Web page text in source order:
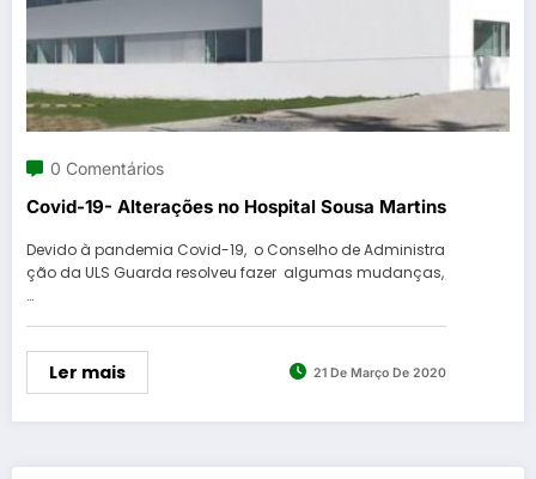
0 Comentários
Covid-19- Alterações no Hospital Sousa Martins
Devido à pandemia Covid-19, o Conselho de Administra
ção da ULS Guarda resolveu fazer algumas mudanças,
…
Ler mais 21 De Março De 2020